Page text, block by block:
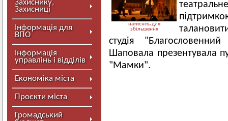
Захиснику,
Захисниці
Інформація для
ВПО
Інформація
управлінь і відділів
Економіка міста
Проєкти міста
Громадський
натисніть для
збільшення
студія
Шаповала презентувала
"Мамки".